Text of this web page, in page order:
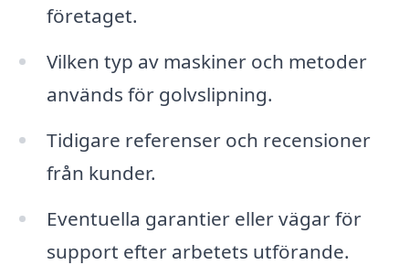
företaget.
Vilken typ av maskiner och metoder
används för golvslipning.
Tidigare referenser och recensioner
från kunder.
Eventuella garantier eller vägar för
support efter arbetets utförande.